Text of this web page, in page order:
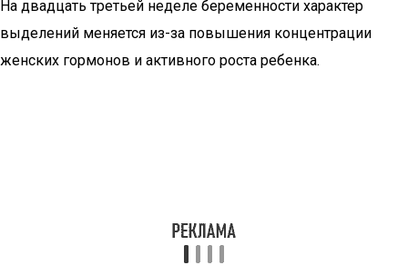
На двадцать третьей неделе беременности характер
выделений меняется из-за повышения концентрации
женских гормонов и активного роста ребенка.